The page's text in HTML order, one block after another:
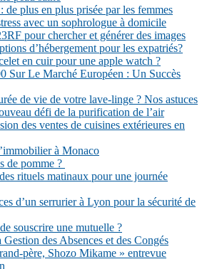
plus en plus prisée par les femmes
avec un sophrologue à domicile
pour chercher et générer des images
d’hébergement pour les expatriés?
en cuir pour une apple watch ?
Sur Le Marché Européen : Un Succès
de vie de votre lave-linge ? Nos astuces
défi de la purification de l’air
des ventes de cuisines extérieures en
à Monaco
de pomme ?
rituels matinaux pour une journée
d’un serrurier à Lyon pour la sécurité de
souscrire une mutuelle ?
des Absences et des Congés
père, Shozo Mikame » entrevue